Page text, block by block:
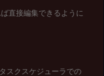
直接編集できるように
スクスケジューラでの